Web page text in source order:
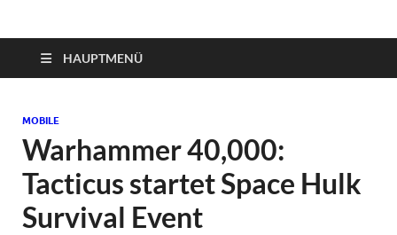
Technoloki: Gaming
und Entertainment
News
Blockbuster, Indie-Perlen und Retro-Klassiker.
HAUPTMENÜ
MOBILE
Warhammer 40,000:
Tacticus startet Space Hulk
Survival Event